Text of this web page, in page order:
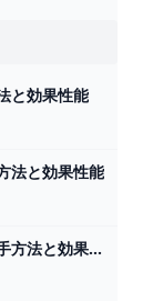
と効果性能
法と効果性能
白髪ライネル粉砕剣の入手方法と効果性能